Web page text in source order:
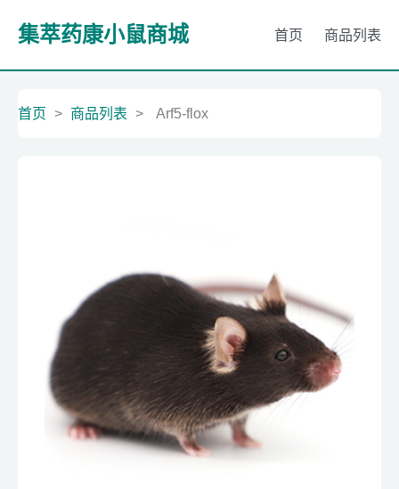
集萃药康小鼠商城 首页 商品列表
首页 > 商品列表 > Arf5-flox